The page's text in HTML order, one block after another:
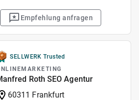
Empfehlung anfragen
SELLWERK Trusted
Roth SEO Agentur
60311 Frankfurt